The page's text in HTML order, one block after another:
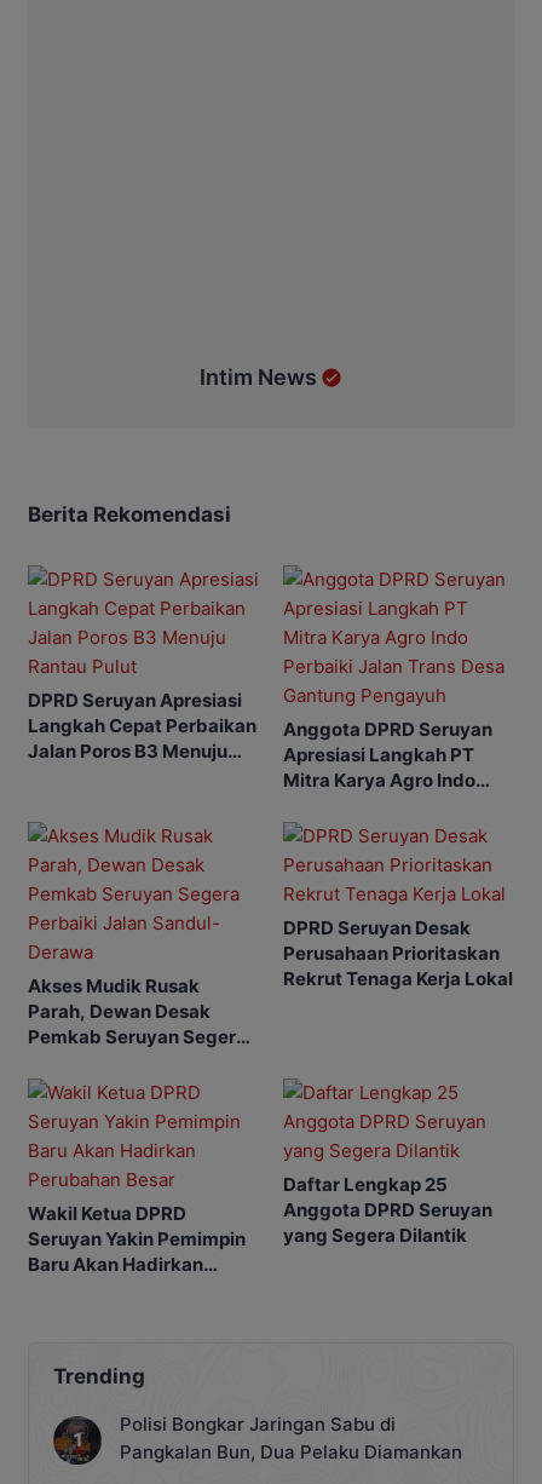
Intim News
Berita Rekomendasi
DPRD Seruyan Apresiasi
Langkah Cepat Perbaikan
Jalan Poros B3 Menuju
Anggota DPRD Seruyan
Apresiasi Langkah PT
Mitra Karya Agro Indo
Gantung Pengayuh
Akses Mudik Rusak
Parah, Dewan Desak
Pemkab Seruyan Segera
Derawa
DPRD Seruyan Desak
Perusahaan Prioritaskan
Rekrut Tenaga Kerja Lokal
Wakil Ketua DPRD
Seruyan Yakin Pemimpin
Baru Akan Hadirkan
Daftar Lengkap 25
Anggota DPRD Seruyan
yang Segera Dilantik
Trending
Polisi Bongkar Jaringan Sabu di
Pangkalan Bun, Dua Pelaku Diamankan